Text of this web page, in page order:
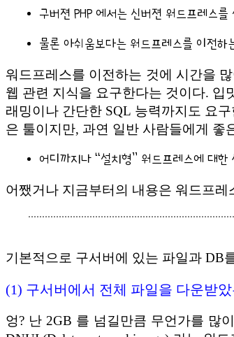
구버젼 PHP 에서는 신버젼 워드프레스
물론 아쉬움보다는 워드프레스를 이전
워드프레스를 이전하는 것에 시간을
웹 관련 지식을 요구한다는 것이다. 입
래밍이나 간단한 SQL 능력까지도 요
은 툴이지만, 과연 일반 사람들에게 좋
어디까지나 “설치형” 워드프레스에 대
어쨌거나 지금부터의 내용은 워드프레
기본적으로 구서버에 있는 파일과 DB
(1) 구서버에서 전체 파일을 다운받
엉? 난 2GB 를 넘길만큼 무언가를 많